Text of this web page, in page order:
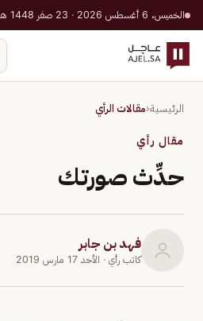
الخميس، 6 أغسطس 2026 · 23 صفر 1448 هـ
الرئيسية‹مقالات الرأي
مقال رأي
حدِّث صورتك
فهد بن جابر
كاتب رأي · الأحد 17 مارس 2019